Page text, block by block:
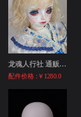
龙魂人行社 通贩 西泽 4分男娃 现代B...
配件价格：￥1280.0